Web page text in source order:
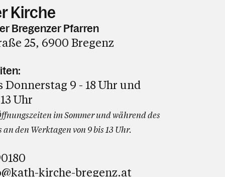
Kirche
Bregenzer Pfarren
25, 6900 Bregenz
Donnerstag 9 - 18 Uhr und
Uhr
im Sommer und während des
an den Werktagen von 9 bis 13 Uhr.
kirche-bregenz.at